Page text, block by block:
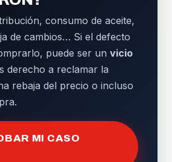
consumo de aceite,
de cambios… Si el defecto
puede ser un vicio
derecho a reclamar la
rebaja del precio o incluso
MI CASO